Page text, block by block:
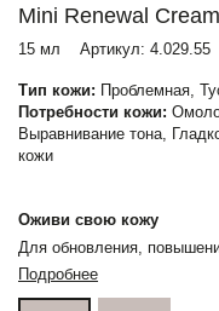
Mini Renewal Cream
15 мл Артикул: 4.029.55
Тип кожи: Проблемная,
Потребности кожи:
Выравнивание тона,
кожи
Оживи свою кожу
Для обновления,
Подробнее